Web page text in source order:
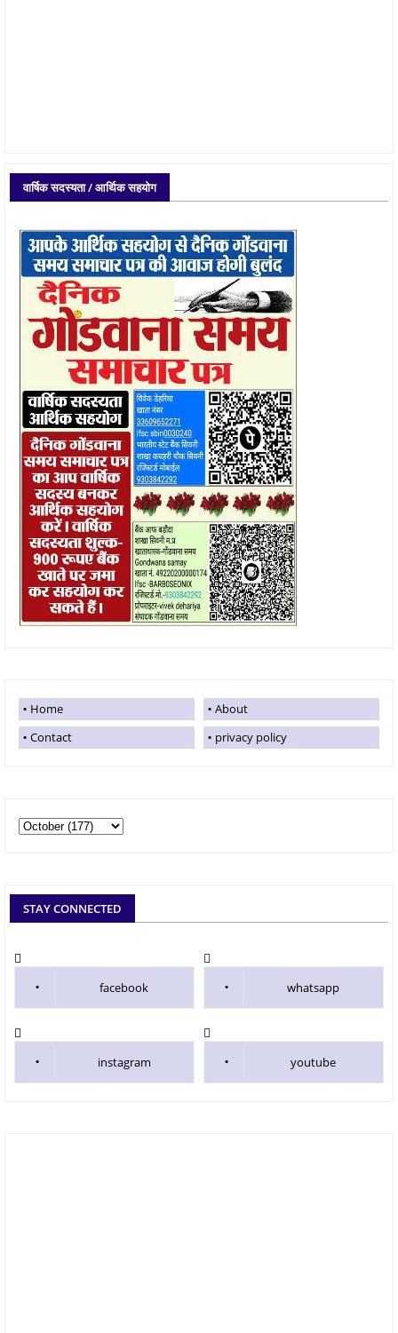
वार्षिक सदस्यता / आर्थिक सहयोग
Home
About
Contact
privacy policy
STAY CONNECTED
facebook whatsapp
instagram youtube